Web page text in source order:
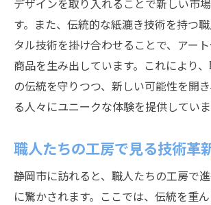
デザインを取り入れることで新しい市
す。また、伝統的な紙漉き技術を持つ
タル技術を掛け合わせることで、アー
商品を生み出しています。これにより
の伝統を守りつつ、新しい可能性を開
る人々にユニークな体験を提供していま
職人たちの工房で見る技術革
静岡市に訪れると、職人たちの工房で
に驚かされます。ここでは、伝統を重